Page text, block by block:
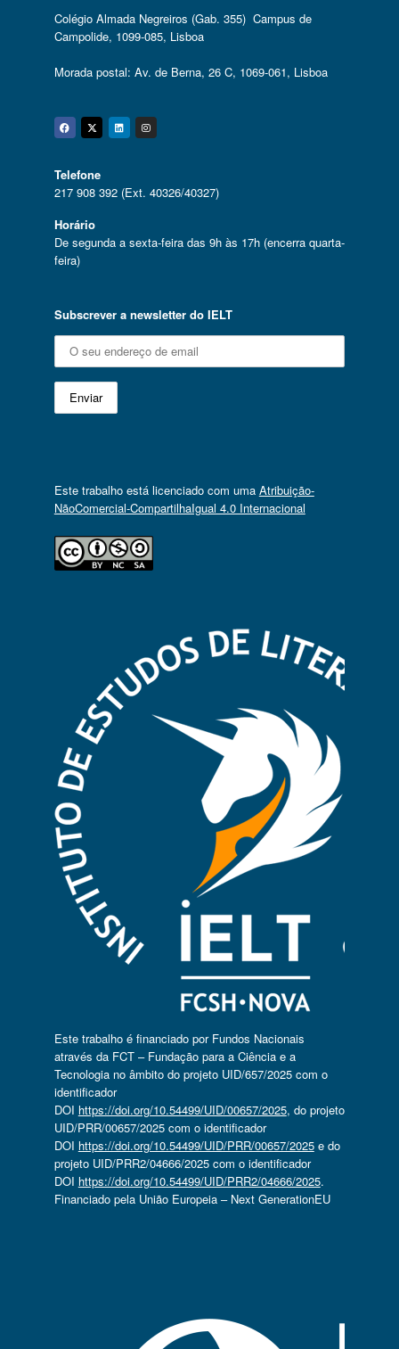
Colégio Almada Negreiros (Gab. 355) Campus de
Campolide, 1099-085, Lisboa
Morada postal: Av. de Berna, 26 C, 1069-061, Lisboa
Facebook
Twitter
Linkedin
Instagram
Telefone
217 908 392 (Ext. 40326/40327)
Horário
De segunda a sexta-feira das 9h às 17h (encerra quarta-
feira)
Subscrever a newsletter do IELT
Este trabalho está licenciado com uma Atribuição-
NãoComercial-CompartilhaIgual 4.0 Internacional
Este trabalho é financiado por Fundos Nacionais
através da FCT – Fundação para a Ciência e a
Tecnologia no âmbito do projeto UID/657/2025 com o
identificador
DOI https://doi.org/10.54499/UID/00657/2025, do projeto
UID/PRR/00657/2025 com o identificador
DOI https://doi.org/10.54499/UID/PRR/00657/2025e do
projeto UID/PRR2/04666/2025 com o identificador
DOI https://doi.org/10.54499/UID/PRR2/04666/2025.
Financiado pela União Europeia – Next GenerationEU